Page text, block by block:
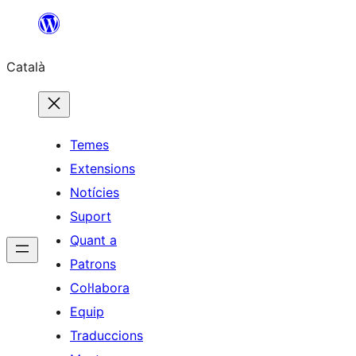
contingut
Català
Temes
Extensions
Notícies
Suport
Quant a
Patrons
Col·labora
Equip
Traduccions